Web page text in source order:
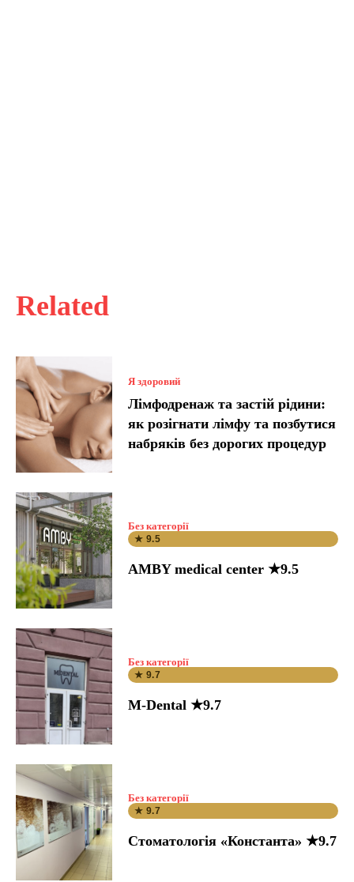
Related
Я здоровий
Лімфодренаж та застій рідини:
як розігнати лімфу та позбутися
набряків без дорогих процедур
Без категорії
★ 9.5
AMBY medical center ★9.5
Без категорії
★ 9.7
M-Dental ★9.7
Без категорії
★ 9.7
Стоматологія «Константа» ★9.7